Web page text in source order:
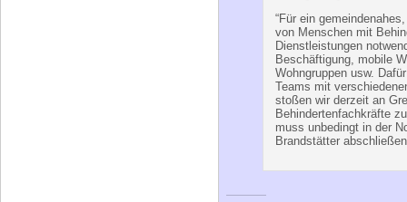
häuslichen oder
Regelungen des
2007 gleichgestellt
“Für ein
von Menschen mit
Dienstleistungen
Beschäftigung, mobile
Wohngruppen usw.